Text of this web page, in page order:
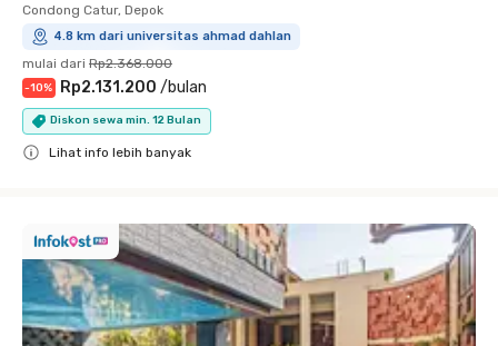
Condong Catur, Depok
4.8 km dari universitas ahmad dahlan
mulai dari Rp2.368.000
-10% Rp2.131.200 /bulan
Diskon sewa min. 12 Bulan
Lihat info lebih banyak